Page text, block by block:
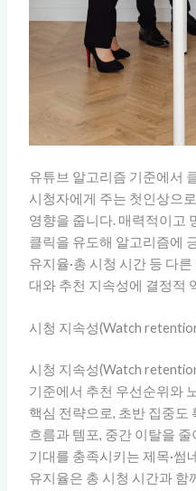
유튜브 알고리즘 기준에서
시청자에게 주는 첫인상으
영향을 줍니다. 매력적이고
클릭을 유도해 알고리즘에
유지율·총 시청 시간 등 다
대와 추천 지속성에 결정적
시청 지속성(Watch
시청 지속성(Watch
기준에서 추천 우선순위와
핵심 전략으로, 초반 집중도
흐름과 템포, 중간 이탈을
기대를 충족시키는 제목·썸
유지율은 총 시청 시간과 함